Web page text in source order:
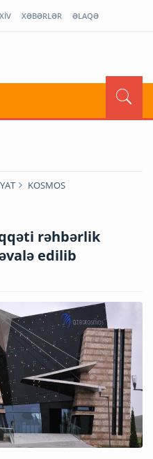
XƏBƏRLƏR ƏLAQƏ
KOSMOS
rəhbərlik
edilib